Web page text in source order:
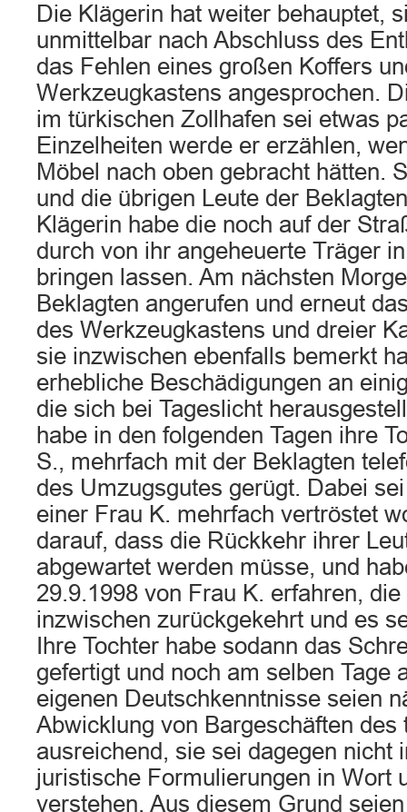
Die Klägerin hat weiter behauptet,
unmittelbar nach Abschluss des
das Fehlen eines großen Koffers
Werkzeugkastens angesprochen.
im türkischen Zollhafen sei etwas
Einzelheiten werde er erzählen,
Möbel nach oben gebracht hätten.
und die übrigen Leute der
Klägerin habe die noch auf der
durch von ihr angeheuerte Träger
bringen lassen. Am nächsten
Beklagten angerufen und erneut
des Werkzeugkastens und dreier
sie inzwischen ebenfalls bemerkt
erhebliche Beschädigungen an
die sich bei Tageslicht
habe in den folgenden Tagen ihre
S., mehrfach mit der Beklagten
des Umzugsgutes gerügt. Dabei
einer Frau K. mehrfach vertröstet
darauf, dass die Rückkehr ihrer
abgewartet werden müsse, und
29.9.1998 von Frau K. erfahren,
inzwischen zurückgekehrt und es
Ihre Tochter habe sodann das
gefertigt und noch am selben Tage
eigenen Deutschkenntnisse seien
Abwicklung von Bargeschäften des
ausreichend, sie sei dagegen nicht
juristische Formulierungen in Wort
verstehen. Aus diesem Grund